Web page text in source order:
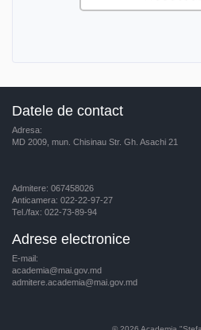
Datele de contact
Adresa:
MD 2009, mun. Chisinau Str. Gh. Asachi 21
Admitere: 067458026
Anticamera: 022-22-97-27
Tel./fax: 022-73-89-94
Adrese electronice
E-mail:
academia@mai.gov.md
admitere.academia@mai.gov.md